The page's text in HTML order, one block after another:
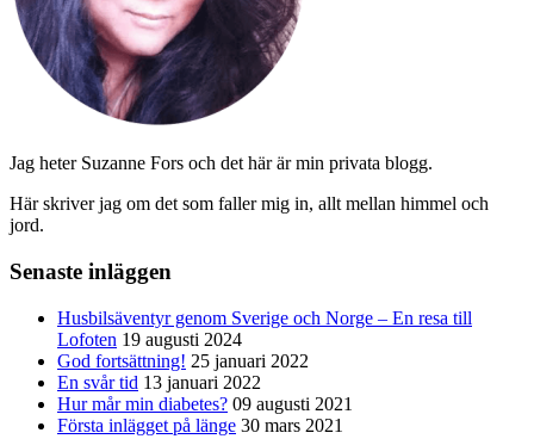
Jag heter Suzanne Fors och det här är min privata blogg.
Här skriver jag om det som faller mig in, allt mellan himmel och
jord.
Senaste inläggen
Husbilsäventyr genom Sverige och Norge – En resa till
Lofoten 19 augusti 2024
God fortsättning! 25 januari 2022
En svår tid 13 januari 2022
Hur mår min diabetes? 09 augusti 2021
Första inlägget på länge 30 mars 2021